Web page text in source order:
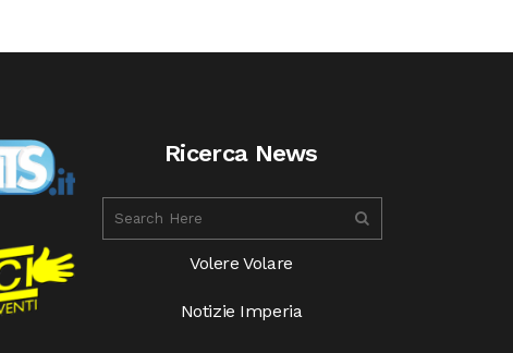
Ricerca News
Volere Volare
Notizie Imperia